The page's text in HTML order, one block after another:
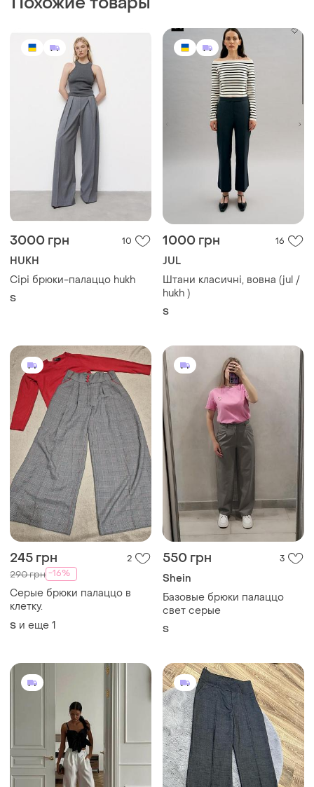
3000 грн 10
HUKH
Сірі брюки-палаццо hukh
S
1000 грн 16
JUL
Штани класичні, вовна (jul /
hukh )
S
245 грн 2
290 грн -16%
Серые брюки палаццо в
клетку.
S и еще 1
550 грн 3
Shein
Базовые брюки палаццо
свет серые
S